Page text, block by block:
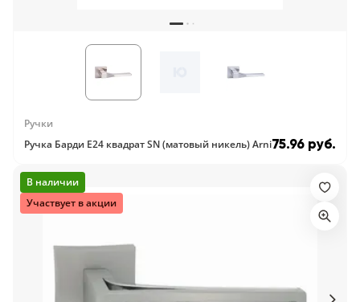
Ручки
Ручка Барди E24 квадрат SN (матовый никель) Arni75.96 руб.
В наличии
Участвует в акции